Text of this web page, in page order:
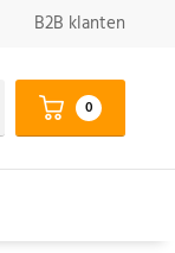
B2B klanten
0